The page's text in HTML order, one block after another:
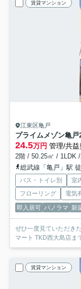
賃貸マンション
江東区亀戸
プライムメゾン亀戸
24.5万円 管理/共
2階 / 50.25㎡ / 1LDK
総武線「亀戸」駅
バス・トイレ別 室
フローリング
電気
即入居可 パノラマ 新
ぜひ一度見ていただき
マート TKD西大島店ま
賃貸マンション